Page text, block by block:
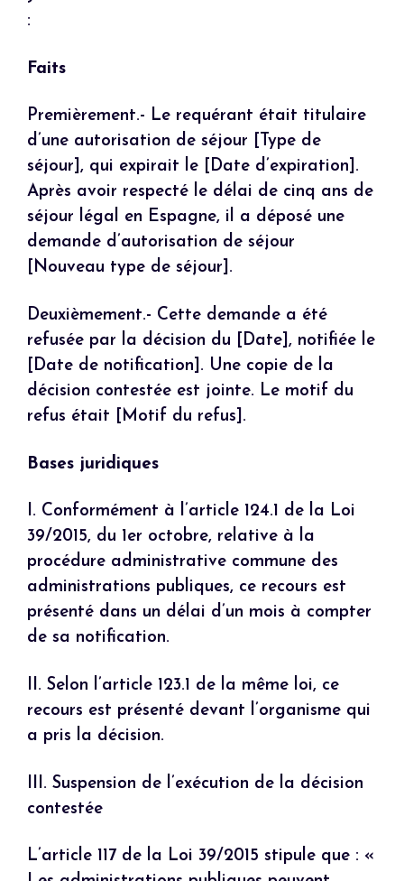
:
Faits
Premièrement.- Le requérant était titulaire
d’une autorisation de séjour [Type de
séjour], qui expirait le [Date d’expiration].
Après avoir respecté le délai de cinq ans de
séjour légal en Espagne, il a déposé une
demande d’autorisation de séjour
[Nouveau type de séjour].
Deuxièmement.- Cette demande a été
refusée par la décision du [Date], notifiée le
[Date de notification]. Une copie de la
décision contestée est jointe. Le motif du
refus était [Motif du refus].
Bases juridiques
I. Conformément à l’article 124.1 de la Loi
39/2015, du 1er octobre, relative à la
procédure administrative commune des
administrations publiques, ce recours est
présenté dans un délai d’un mois à compter
de sa notification.
II. Selon l’article 123.1 de la même loi, ce
recours est présenté devant l’organisme qui
a pris la décision.
III. Suspension de l’exécution de la décision
contestée
L’article 117 de la Loi 39/2015 stipule que : «